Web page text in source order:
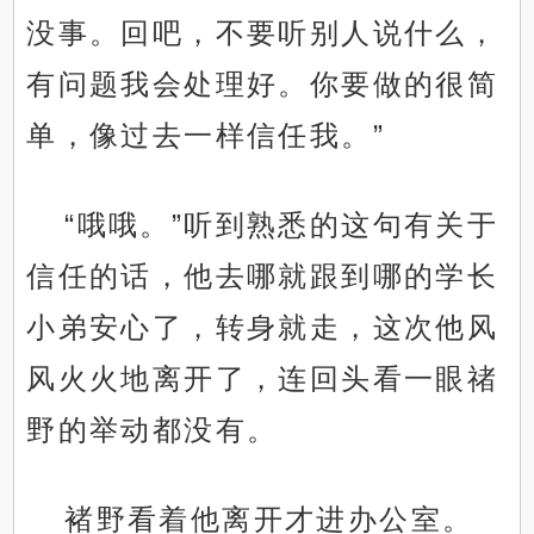
没事。回吧，不要听别人说什么，
有问题我会处理好。你要做的很简
单，像过去一样信任我。”
“哦哦。”听到熟悉的这句有关于
信任的话，他去哪就跟到哪的学长
小弟安心了，转身就走，这次他风
风火火地离开了，连回头看一眼禇
野的举动都没有。
褚野看着他离开才进办公室。